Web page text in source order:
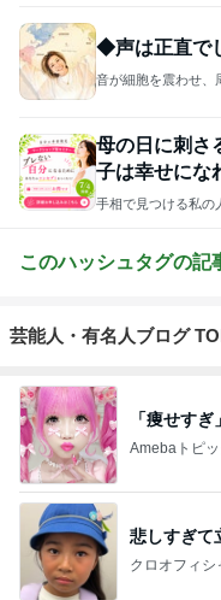
◆声は正直で
音が細胞を震わせ、
母の日に刺さ
子は幸せにな
手相で見つける私の
このハッシュタグの記
芸能人・有名人ブログ
「痩せす
Amebaトピ
悲しすぎて
クロオフィ